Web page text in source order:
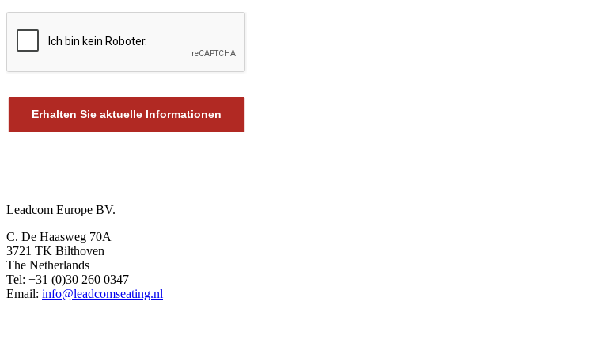
Erhalten Sie aktuelle Informationen
Leadcom Europe BV.
C. De Haasweg 70A
3721 TK Bilthoven
The Netherlands
Tel: +31 (0)30 260 0347
Email: info@leadcomseating.nl